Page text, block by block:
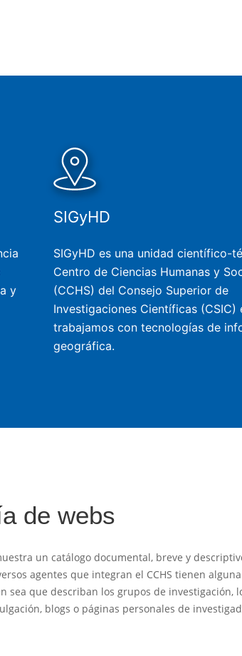
y
SIGyHD
SIGyHD es una unidad científico-
Centro de Ciencias Humanas y
(CCHS) del Consejo Superior de
Investigaciones Científicas (CSIC)
trabajamos con tecnologías de
geográfica.
de webs
un catálogo documental, breve y
agentes que integran el CCHS tienen
sea que describan los grupos de investigación,
blogs o páginas personales de